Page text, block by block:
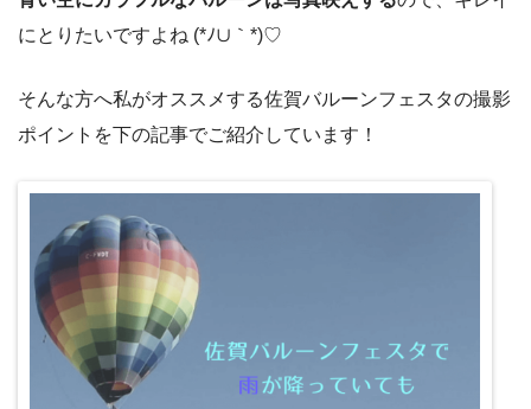
にとりたいですよね (*ﾉ∪｀*)♡
そんな方へ私がオススメする佐賀バルーンフェスタの撮影
ポイントを下の記事でご紹介しています！